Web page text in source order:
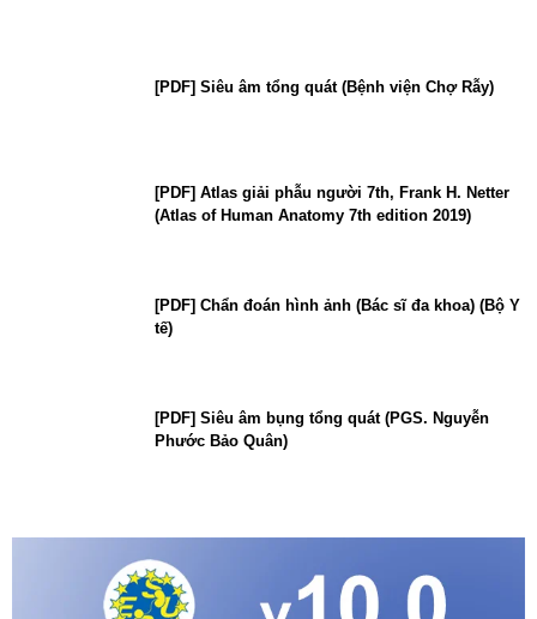
[PDF] Siêu âm tổng quát (Bệnh viện Chợ Rẫy)
[PDF] Atlas giải phẫu người 7th, Frank H. Netter
(Atlas of Human Anatomy 7th edition 2019)
[PDF] Chẩn đoán hình ảnh (Bác sĩ đa khoa) (Bộ Y
tế)
[PDF] Siêu âm bụng tổng quát (PGS. Nguyễn
Phước Bảo Quân)